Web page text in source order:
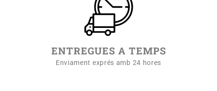
ENTREGUES A TEMPS
Enviament exprés amb 24 hores